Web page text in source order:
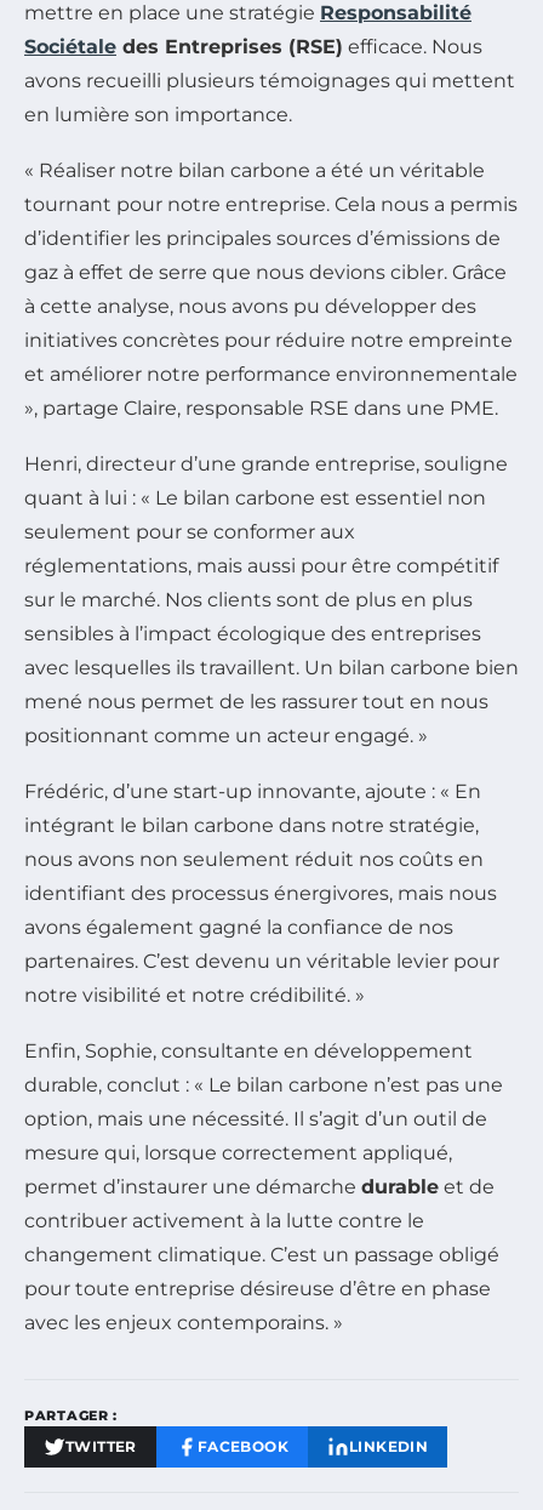
mettre en place une stratégie Responsabilité
Sociétale des Entreprises (RSE) efficace. Nous
avons recueilli plusieurs témoignages qui mettent
en lumière son importance.
« Réaliser notre bilan carbone a été un véritable
tournant pour notre entreprise. Cela nous a permis
d’identifier les principales sources d’émissions de
gaz à effet de serre que nous devions cibler. Grâce
à cette analyse, nous avons pu développer des
initiatives concrètes pour réduire notre empreinte
et améliorer notre performance environnementale
», partage Claire, responsable RSE dans une PME.
Henri, directeur d’une grande entreprise, souligne
quant à lui : « Le bilan carbone est essentiel non
seulement pour se conformer aux
réglementations, mais aussi pour être compétitif
sur le marché. Nos clients sont de plus en plus
sensibles à l’impact écologique des entreprises
avec lesquelles ils travaillent. Un bilan carbone bien
mené nous permet de les rassurer tout en nous
positionnant comme un acteur engagé. »
Frédéric, d’une start-up innovante, ajoute : « En
intégrant le bilan carbone dans notre stratégie,
nous avons non seulement réduit nos coûts en
identifiant des processus énergivores, mais nous
avons également gagné la confiance de nos
partenaires. C’est devenu un véritable levier pour
notre visibilité et notre crédibilité. »
Enfin, Sophie, consultante en développement
durable, conclut : « Le bilan carbone n’est pas une
option, mais une nécessité. Il s’agit d’un outil de
mesure qui, lorsque correctement appliqué,
permet d’instaurer une démarche durable et de
contribuer activement à la lutte contre le
changement climatique. C’est un passage obligé
pour toute entreprise désireuse d’être en phase
avec les enjeux contemporains. »
PARTAGER :
TWITTER FACEBOOK LINKEDIN